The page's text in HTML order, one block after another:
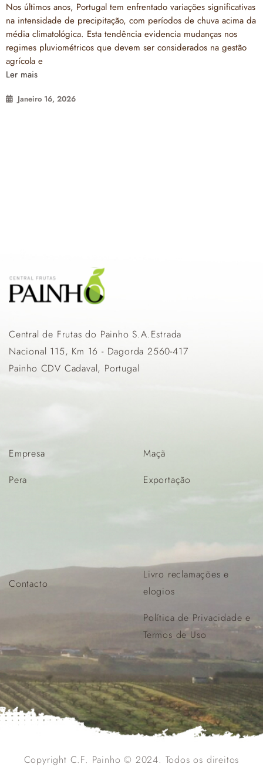
Nos últimos anos, Portugal tem enfrentado variações significativas
na intensidade de precipitação, com períodos de chuva acima da
média climatológica. Esta tendência evidencia mudanças nos
regimes pluviométricos que devem ser considerados na gestão
agrícola e
Ler mais
Janeiro 16, 2026
Central de Frutas do Painho S.A.Estrada
Nacional 115, Km 16 - Dagorda 2560-417
Painho CDV Cadaval, Portugal
Empresa
Pera
Maçã
Exportação
Contacto
Livro reclamações e
elogios
Política de Privacidade e
Termos de Uso
Copyright C.F. Painho © 2024. Todos os direitos